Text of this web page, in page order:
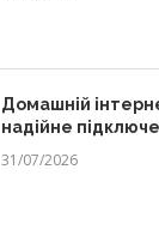
Домашній
надійне
31/07/2026